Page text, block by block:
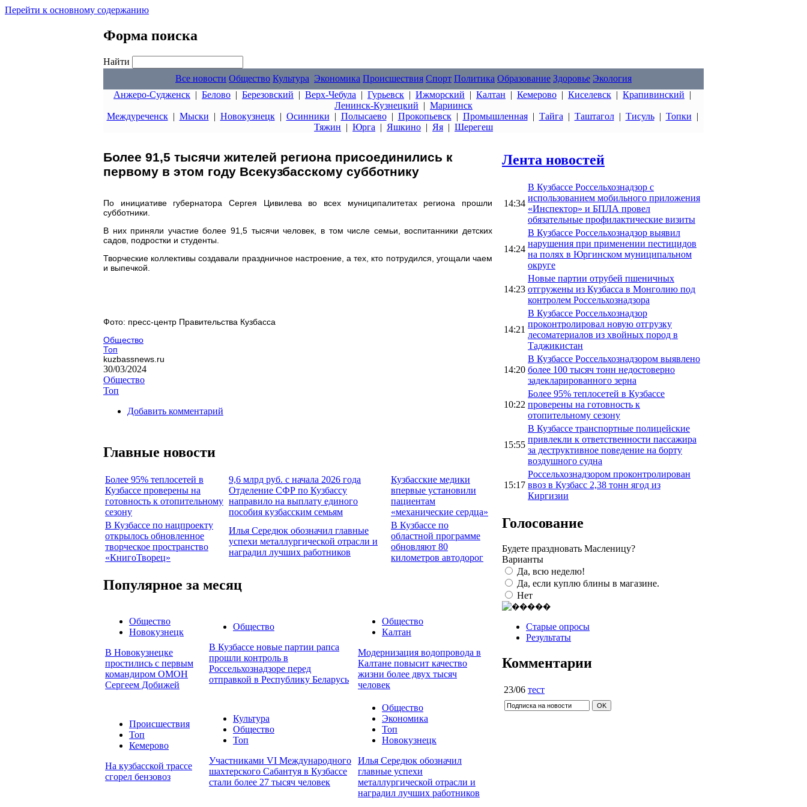
Перейти к основному содержанию
Форма поиска
Найти
Все новости Общество Культура Экономика Происшествия Спорт Политика Образование Здоровье Экология
Анжеро-Судженск | Белово | Березовский | Верх-Чебула | Гурьевск | Ижморский | Калтан | Кемерово | Киселевск | Крапивинский |
Ленинск-Кузнецкий | Мариинск
Междуреченск| Мыски | Новокузнецк| Осинники | Полысаево| Прокопьевск| Промышленная| Тайга | Таштагол| Тисуль| Топки |
Тяжин | Юрга | Яшкино | Яя | Шерегеш
Более 91,5 тысячи жителей региона присоединились к
первому в этом году Всекузбасскому субботнику
По инициативе губернатора Сергея Цивилева во всех муниципалитетах региона прошли
субботники.
В них приняли участие более 91,5 тысячи человек, в том числе семьи, воспитанники детских
садов, подростки и студенты.
Творческие коллективы создавали праздничное настроение, а тех, кто потрудился, угощали чаем
и выпечкой.
Фото: пресс-центр Правительства Кузбасса
Общество
Топ
kuzbassnews.ru
30/03/2024
Общество
Топ
Добавить комментарий
Главные новости
Более 95% теплосетей в
Кузбассе проверены на
готовность к отопительному
сезону
9,6 млрд руб. с начала 2026 года
Отделение СФР по Кузбассу
направило на выплату единого
пособия кузбасским семьям
Кузбасские медики
впервые установили
пациентам
«механические сердца»
В Кузбассе по нацпроекту
открылось обновленное
творческое пространство
«КнигоТворец»
Илья Середюк обозначил главные
успехи металлургической отрасли и
наградил лучших работников
В Кузбассе по
областной программе
обновляют 80
километров автодорог
Популярное за месяц
Общество
Новокузнецк
В Новокузнецке
простились с первым
командиром ОМОН
Сергеем Добижей
Общество
В Кузбассе новые партии рапса
прошли контроль в
Россельхознадзоре перед
отправкой в Республику Беларусь
Общество
Калтан
Модернизация водопровода в
Калтане повысит качество
жизни более двух тысяч
человек
Происшествия
Топ
Кемерово
На кузбасской трассе
сгорел бензовоз
Культура
Общество
Топ
Участниками VI Международного
шахтерского Сабантуя в Кузбассе
стали более 27 тысяч человек
Общество
Экономика
Топ
Новокузнецк
Илья Середюк обозначил
главные успехи
металлургической отрасли и
наградил лучших работников
Лента новостей
14:34
В Кузбассе Россельхознадзор с
использованием мобильного приложения
«Инспектор» и БПЛА провел
обязательные профилактические визиты
14:24
В Кузбассе Россельхознадзор выявил
нарушения при применении пестицидов
на полях в Юргинском муниципальном
округе
14:23
Новые партии отрубей пшеничных
отгружены из Кузбасса в Монголию под
контролем Россельхознадзора
14:21
В Кузбассе Россельхознадзор
проконтролировал новую отгрузку
лесоматериалов из хвойных пород в
Таджикистан
14:20
В Кузбассе Россельхознадзором выявлено
более 100 тысяч тонн недостоверно
задекларированного зерна
10:22
Более 95% теплосетей в Кузбассе
проверены на готовность к
отопительному сезону
15:55
В Кузбассе транспортные полицейские
привлекли к ответственности пассажира
за деструктивное поведение на борту
воздушного судна
15:17
Россельхознадзором проконтролирован
ввоз в Кузбасс 2,38 тонн ягод из
Киргизии
Голосование
Будете праздновать Масленицу?
Варианты
Да, всю неделю!
Да, если куплю блины в магазине.
Нет
Старые опросы
Результаты
Комментарии
23/06 тест